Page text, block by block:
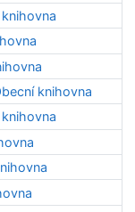
knihovna